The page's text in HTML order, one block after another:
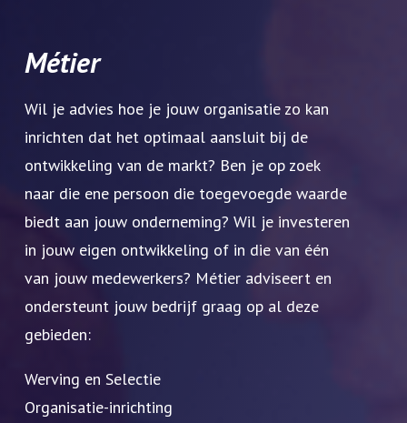
Métier
Wil je advies hoe je jouw organisatie zo kan
inrichten dat het optimaal aansluit bij de
ontwikkeling van de markt? Ben je op zoek
naar die ene persoon die toegevoegde waarde
biedt aan jouw onderneming? Wil je investeren
in jouw eigen ontwikkeling of in die van één
van jouw medewerkers? Métier adviseert en
ondersteunt jouw bedrijf graag op al deze
gebieden:
Werving en Selectie
Organisatie-inrichting